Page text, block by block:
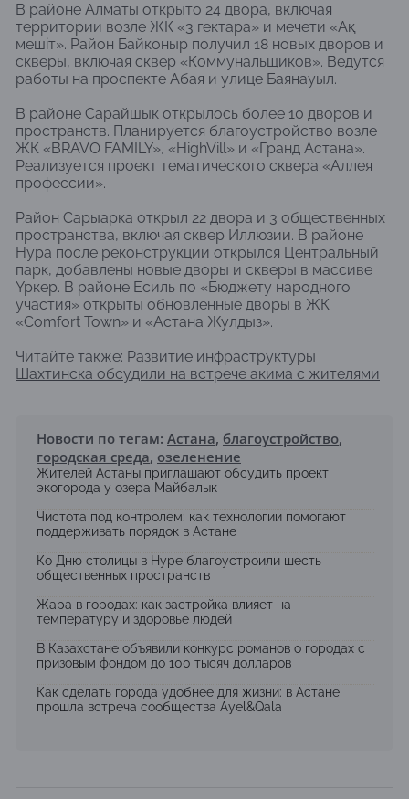
В районе Алматы открыто 24 двора, включая
территории возле ЖК «3 гектара» и мечети «Ақ
мешіт». Район Байконыр получил 18 новых дворов и
скверы, включая сквер «Коммунальщиков». Ведутся
работы на проспекте Абая и улице Баянауыл.
В районе Сарайшык открылось более 10 дворов и
пространств. Планируется благоустройство возле
ЖК «BRAVO FAMILY», «HighVill» и «Гранд Астана».
Реализуется проект тематического сквера «Аллея
профессии».
Район Сарыарка открыл 22 двора и 3 общественных
пространства, включая сквер Иллюзии. В районе
Нура после реконструкции открылся Центральный
парк, добавлены новые дворы и скверы в массиве
Үркер. В районе Есиль по «Бюджету народного
участия» открыты обновленные дворы в ЖК
«Comfort Town» и «Астана Жулдыз».
Читайте также: Развитие инфраструктуры
Шахтинска обсудили на встрече акима с жителями
Новости по тегам: Астана, благоустройство,
городская среда, озеленение
Жителей Астаны приглашают обсудить проект
экогорода у озера Майбалык
Чистота под контролем: как технологии помогают
поддерживать порядок в Астане
Ко Дню столицы в Нуре благоустроили шесть
общественных пространств
Жара в городах: как застройка влияет на
температуру и здоровье людей
В Казахстане объявили конкурс романов о городах с
призовым фондом до 100 тысяч долларов
Как сделать города удобнее для жизни: в Астане
прошла встреча сообщества Ayel&Qala